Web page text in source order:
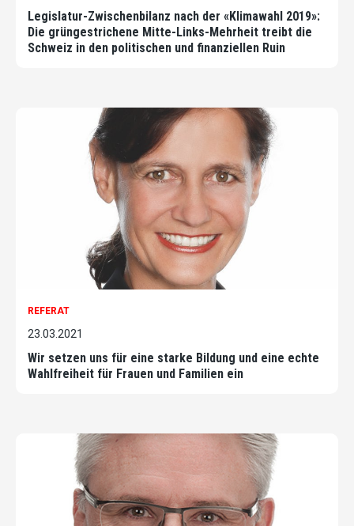
Legislatur-Zwischenbilanz nach der «Klimawahl 2019»:
Die grüngestrichene Mitte-Links-Mehrheit treibt die
Schweiz in den politischen und finanziellen Ruin
REFERAT
23.03.2021
Wir setzen uns für eine starke Bildung und eine echte
Wahlfreiheit für Frauen und Familien ein